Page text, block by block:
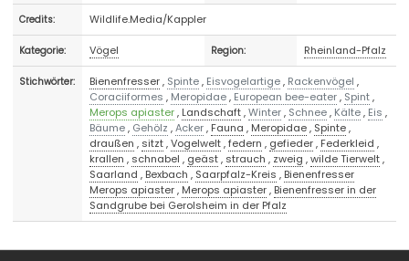
Credits: Wildlife.Media/Kappler
Kategorie: Vögel Region: Rheinland-Pfalz
Stichwörter: Bienenfresser, Spinte, Eisvogelartige, Rackenvögel ,
Coraciiformes , Meropidae, European bee-eater, Spint,
Merops apiaster, Landschaft,Winter, Schnee, Kälte, Eis ,
Bäume, Gehölz ,Acker, Fauna , Meropidae, Spinte,
draußen , sitzt,Vogelwelt,federn , gefieder, Federkleid ,
krallen , schnabel , geäst, strauch , zweig ,wilde Tierwelt,
Saarland , Bexbach , Saarpfalz-Kreis , Bienenfresser
Merops apiaster, Merops apiaster, Bienenfresser in der
Sandgrube bei Gerolsheim in der Pfalz